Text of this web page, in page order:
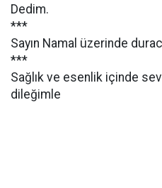
Dedim.
***
Sayın Namal üzerinde
***
Sağlık ve esenlik içinde
dileğimle